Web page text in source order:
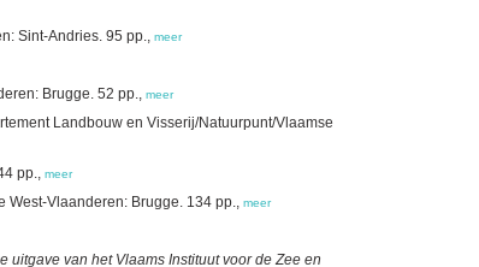
Sint-Andries. 95 pp., meer
Brugge. 52 pp., meer
Landbouw en Visserij/Natuurpunt/Vlaamse
pp., meer
West-Vlaanderen: Brugge. 134 pp., meer
uitgave van het Vlaams Instituut voor de Zee en